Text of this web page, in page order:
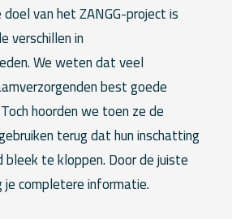
van het ZANGG-project is
verschillen in
We weten dat veel
best goede
hoorden we toen ze de
terug dat hun inschatting
te kloppen. Door de juiste
completere informatie.